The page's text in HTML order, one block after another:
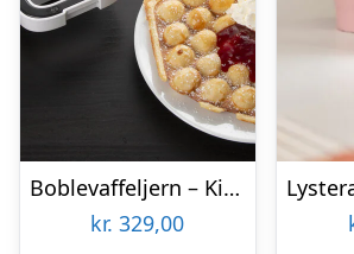
Boblevaffeljern – KitchPro
kr. 329,00